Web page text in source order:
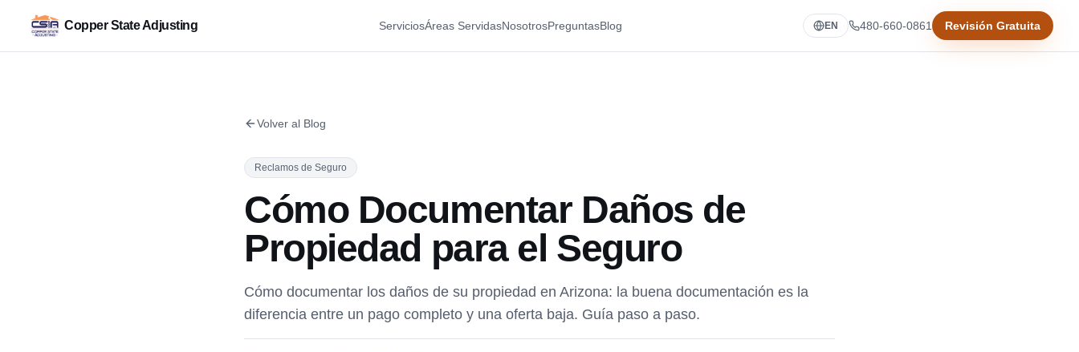
Copper State Adjusting ServiciosÁreas ServidasNosotrosPreguntasBlog EN 480-660-0861 Revisión Gratuita
Volver al Blog
Reclamos de Seguro
Cómo Documentar Daños de
Propiedad para el Seguro
Cómo documentar los daños de su propiedad en Arizona: la buena documentación es la
diferencia entre un pago completo y una oferta baja. Guía paso a paso.